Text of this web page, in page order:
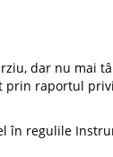
dar nu mai
prin raportul
în regulile